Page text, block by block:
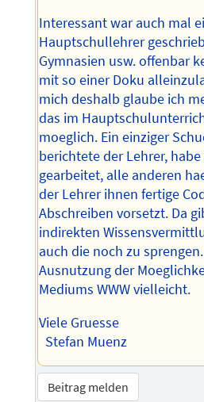
Interessant war auch mal
Hauptschullehrer
Gymnasien usw. offenbar
mit so einer Doku
mich deshalb glaube ich
das im
moeglich. Ein einziger
berichtete der Lehrer,
gearbeitet, alle anderen
der Lehrer ihnen fertige
Abschreiben vorsetzt. Da
indirekten
auch die noch zu
Ausnutzung der
Mediums WWW vielleicht.
Viele Gruesse
Stefan Muenz
Beitrag melden